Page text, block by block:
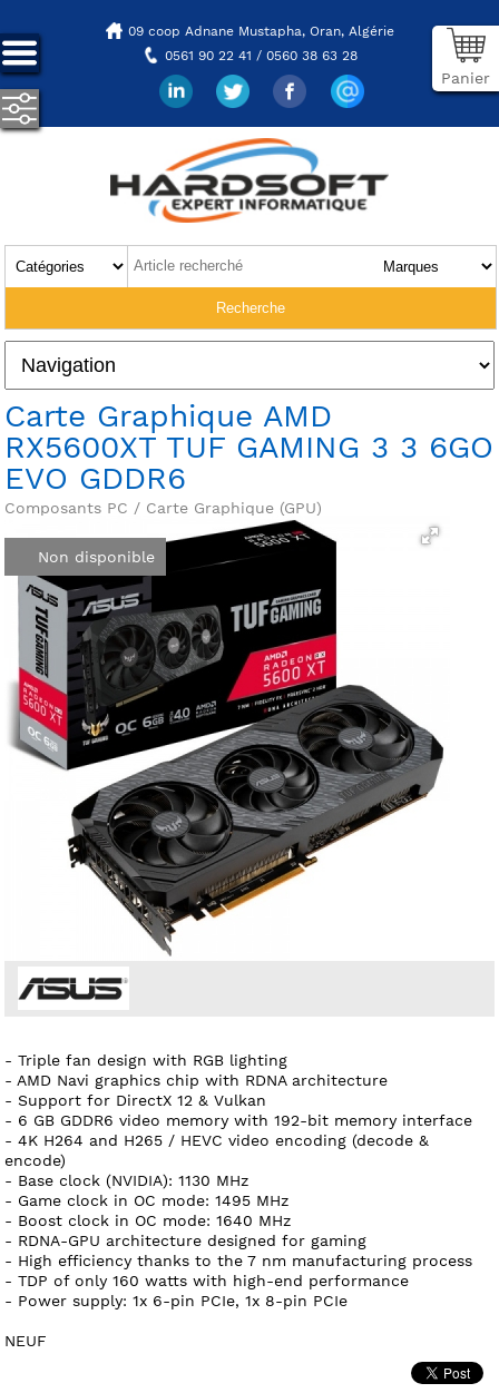
09 coop Adnane Mustapha, Oran, Algérie
0561 90 22 41 / 0560 38 63 28
Panier
Carte Graphique AMD
RX5600XT TUF GAMING 3 3 6GO
EVO GDDR6
Composants PC / Carte Graphique (GPU)
Non disponible
- Triple fan design with RGB lighting
- AMD Navi graphics chip with RDNA architecture
- Support for DirectX 12 & Vulkan
- 6 GB GDDR6 video memory with 192-bit memory interface
- 4K H264 and H265 / HEVC video encoding (decode &
encode)
- Base clock (NVIDIA): 1130 MHz
- Game clock in OC mode: 1495 MHz
- Boost clock in OC mode: 1640 MHz
- RDNA-GPU architecture designed for gaming
- High efficiency thanks to the 7 nm manufacturing process
- TDP of only 160 watts with high-end performance
- Power supply: 1x 6-pin PCIe, 1x 8-pin PCIe
NEUF